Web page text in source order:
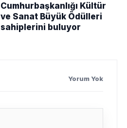
Cumhurbaşkanlığı Kültür
ve Sanat Büyük Ödülleri
sahiplerini buluyor
Yorum Yok